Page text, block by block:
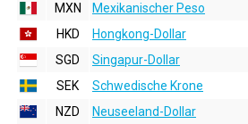
MXN
Mexikanischer Peso
HKD
Hongkong-Dollar
SGD
Singapur-Dollar
SEK
Schwedische Krone
NZD
Neuseeland-Dollar